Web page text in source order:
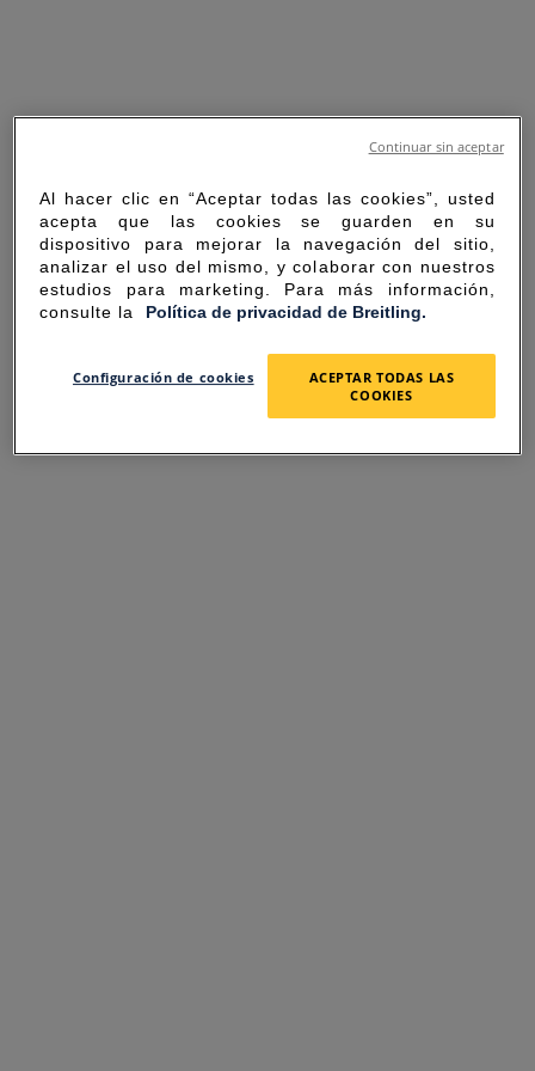
SORRY FOR THE
INCONVENIENCE
Al hacer clic en “Aceptar todas las cookies”, usted
acepta que las cookies se guarden en su
dispositivo para mejorar la navegación del sitio,
analizar el uso del mismo, y colaborar con nuestros
estudios para marketing. Para más información,
consulte la Política de privacidad de Breitling.
Configuración de cookies
ACEPTAR TODAS LAS
COOKIES
Continuar sin aceptar